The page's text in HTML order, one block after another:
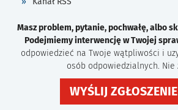
Masz problem, pytanie, pochwałę, albo
Podejmiemy interwencję w Twojej
odpowiedzieć na Twoje wątpliwości i
osób odpowiedzialnych. Nie
WYŚLIJ ZGŁOSZENIE